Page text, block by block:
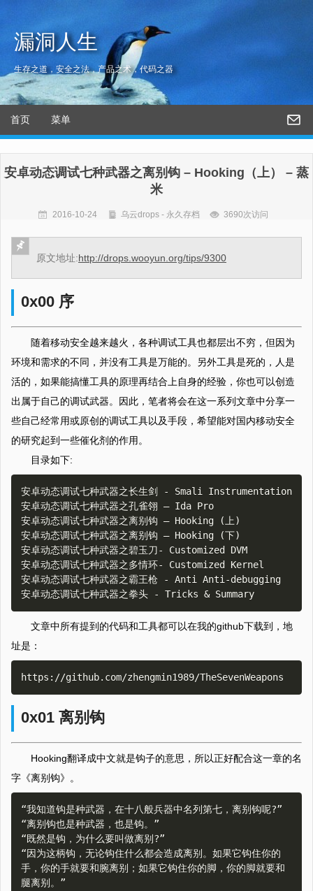
漏洞人生
生存之道，安全之法，产品之术，代码之器
首页 菜单
安卓动态调试七种武器之离别钩 – Hooking（上） – 蒸
米
2016-10-24 乌云drops - 永久存档 3690次访问
原文地址:http://drops.wooyun.org/tips/9300
0x00 序
随着移动安全越来越火，各种调试工具也都层出不穷，但因为
环境和需求的不同，并没有工具是万能的。另外工具是死的，人是
活的，如果能搞懂工具的原理再结合上自身的经验，你也可以创造
出属于自己的调试武器。因此，笔者将会在这一系列文章中分享一
些自己经常用或原创的调试工具以及手段，希望能对国内移动安全
的研究起到一些催化剂的作用。
目录如下:
安卓动态调试七种武器之长生剑 - Smali Instrumentation
安卓动态调试七种武器之孔雀翎 – Ida Pro
安卓动态调试七种武器之离别钩 – Hooking (上)
安卓动态调试七种武器之离别钩 – Hooking (下)
安卓动态调试七种武器之碧玉刀- Customized DVM
安卓动态调试七种武器之多情环- Customized Kernel
安卓动态调试七种武器之霸王枪 - Anti Anti-debugging
文章中所有提到的代码和工具都可以在我的github下载到，地
址是：
0x01 离别钩
Hooking翻译成中文就是钩子的意思，所以正好配合这一章的名
字《离别钩》。
“我知道钩是种武器，在十八般兵器中名列第七，离别钩呢?”
“离别钩也是种武器，也是钩。”
“既然是钩，为什么要叫做离别?”
“因为这柄钩，无论钩住什么都会造成离别。如果它钩住你的
手，你的手就要和腕离别；如果它钩住你的脚，你的脚就要和
腿离别。”